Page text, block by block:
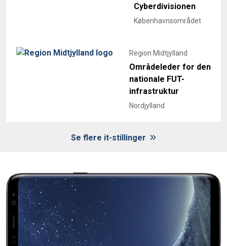
Cyberdivisionen
Københavnsområdet
Region Midtjylland
Områdeleder for den
nationale FUT-
infrastruktur
Nordjylland
Se flere it-stillinger